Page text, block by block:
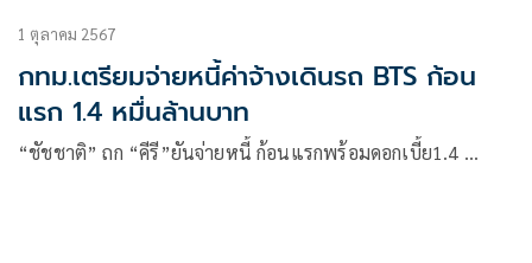
1 ตุลาคม 2567
กทม.เตรียมจ่ายหนี้ค่าจ้างเดินรถ BTS ก้อน
แรก 1.4 หมื่นล้านบาท
“ชัชชาติ” ถก “คีรี”ยันจ่ายหนี้ ก้อนแรกพร้อมดอกเบี้ย1.4 …